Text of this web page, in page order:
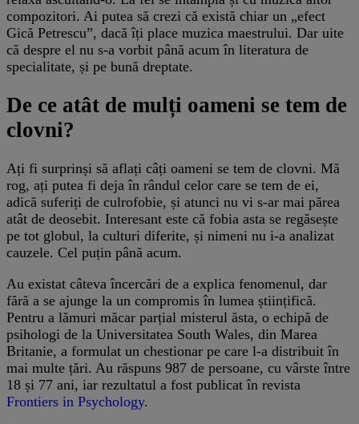
compozitori. Ai putea să crezi că există chiar un „efect
Gică Petrescu”, dacă îți place muzica maestrului. Dar uite
că despre el nu s-a vorbit până acum în literatura de
specialitate, și pe bună dreptate.
De ce atât de mulți oameni se tem de
clovni?
Ați fi surprinși să aflați câți oameni se tem de clovni. Mă
rog, ați putea fi deja în rândul celor care se tem de ei,
adică suferiți de culrofobie, și atunci nu vi s-ar mai părea
atât de deosebit. Interesant este că fobia asta se regăsește
pe tot globul, la culturi diferite, și nimeni nu i-a analizat
cauzele. Cel puțin până acum.
Au existat câteva încercări de a explica fenomenul, dar
fără a se ajunge la un compromis în lumea științifică.
Pentru a lămuri măcar parțial misterul ăsta, o echipă de
psihologi de la Universitatea South Wales, din Marea
Britanie, a formulat un chestionar pe care l-a distribuit în
mai multe țări. Au răspuns 987 de persoane, cu vârste între
18 și 77 ani, iar rezultatul a fost publicat în revista
Frontiers in Psychology.